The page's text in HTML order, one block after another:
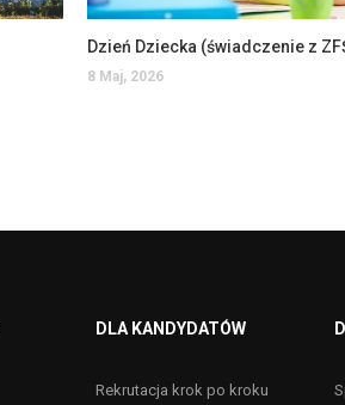
Dzień Dziecka (świadczenie z
8 Maj, 2026
DLA KANDYDATÓW
Rekrutacja krok po kroku